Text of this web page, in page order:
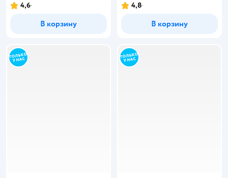
4,6
В корзину
4,8
В корзину